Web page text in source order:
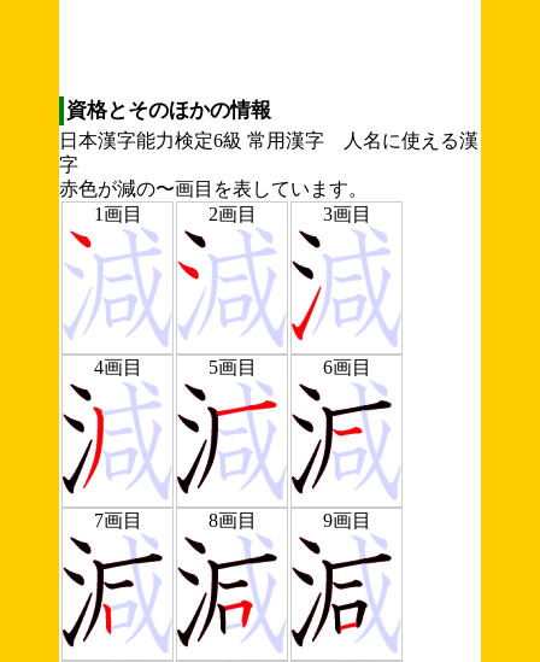
資格とそのほかの情報
日本漢字能力検定6級 常用漢字 人名に使える漢
字
赤色が減の〜画目を表しています。
1画目
2画目 3画目
4画目 5画目 6画目
7画目 8画目 9画目